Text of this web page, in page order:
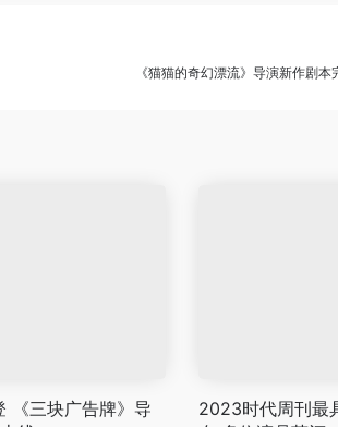
《猫猫的奇幻漂流》导演新作剧
《三块广告牌》导
2023时代周刊最